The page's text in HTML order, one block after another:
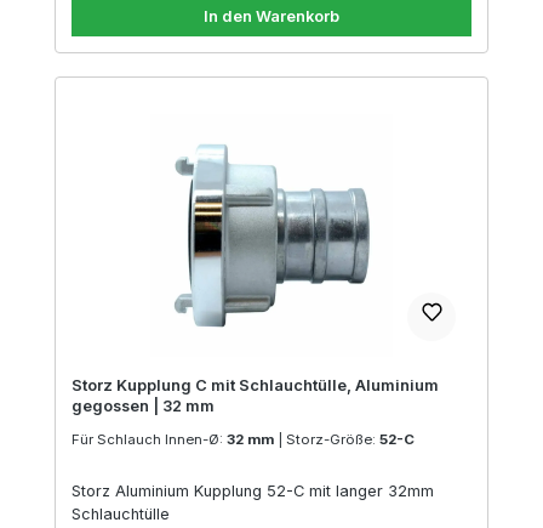
In den Warenkorb
Storz Kupplung C mit Schlauchtülle, Aluminium
gegossen | 32 mm
Für Schlauch Innen-Ø: 32 mm Storz-Größe: 52-C
Storz Aluminium Kupplung 52-C mit langer 32mm
Schlauchtülle